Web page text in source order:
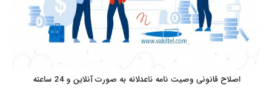
اصلاح قانونی وصیت نامه ناعدلانه به صورت آنلاین و 24 ساعته